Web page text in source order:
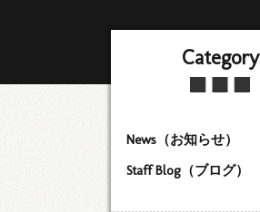
Category
News（お知らせ）
Staff Blog（ブログ）